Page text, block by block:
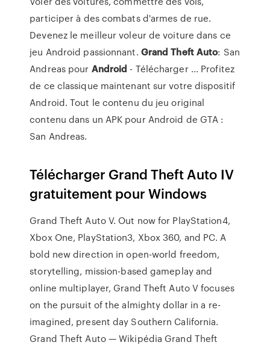
participer à des combats d'armes de rue.
Devenez le meilleur voleur de voiture dans ce
jeu Android passionnant. Grand TheftAuto: San
Andreas pour Android - Télécharger ... Profitez
de ce classique maintenant sur votre dispositif
Android. Tout le contenu du jeu original
contenu dans un APK pour Android de GTA :
San Andreas.
Télécharger Grand Theft Auto IV
gratuitement pour Windows
Grand Theft Auto V. Out now for PlayStation4,
Xbox One, PlayStation3, Xbox 360, and PC. A
bold new direction in open-world freedom,
storytelling, mission-based gameplay and
online multiplayer, Grand Theft Auto V focuses
on the pursuit of the almighty dollar in a re-
imagined, present day Southern California.
Grand Theft Auto — Wikipédia Grand Theft